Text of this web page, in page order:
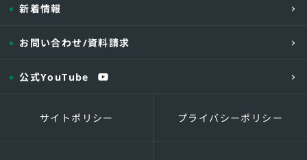
新着情報
お問い合わせ/資料請求
公式YouTube
サイトポリシー プライバシーポリシー